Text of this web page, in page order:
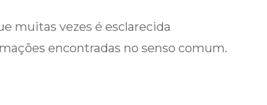
muitas vezes é esclarecida
encontradas no senso comum.